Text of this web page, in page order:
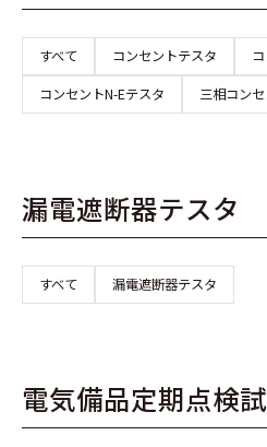
すべて コンセントテスタ
コンセントN-Eテスタ
三相コン
漏電遮断器テスタ
すべて 漏電遮断器テスタ
電気備品定期点検